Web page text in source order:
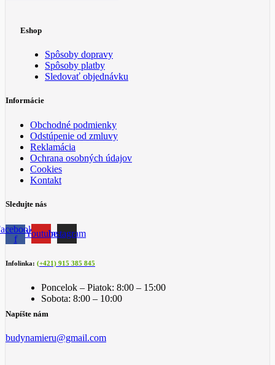
Eshop
Spôsoby dopravy
Spôsoby platby
Sledovať objednávku
Informácie
Obchodné podmienky
Odstúpenie od zmluvy
Reklamácia
Ochrana osobných údajov
Cookies
Kontakt
Sledujte nás
f
YoutubeInstagram
Infolinka: (+421) 915 385 845
Poncelok – Piatok: 8:00 – 15:00
Sobota: 8:00 – 10:00
Napíšte nám
budynamieru@gmail.com